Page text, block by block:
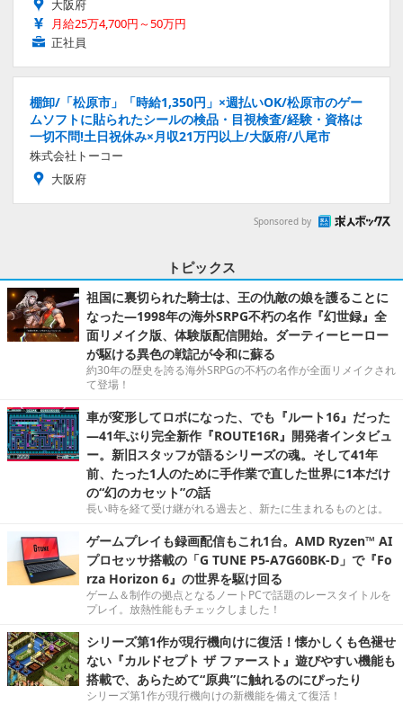
大阪府
月給25万4,700円～50万円
正社員
棚卸/「松原市」「時給1,350円」×週払いOK/松原市のゲー
ムソフトに貼られたシールの検品・目視検査/経験・資格は
一切不問!土日祝休み×月収21万円以上/大阪府/八尾市
株式会社トーコー
大阪府
Sponsored by
トピックス
祖国に裏切られた騎士は、王の仇敵の娘を護ることに
なった―1998年の海外SRPG不朽の名作『幻世録』全
面リメイク版、体験版配信開始。ダーティーヒーロー
が駆ける異色の戦記が令和に蘇る
約30年の歴史を誇る海外SRPGの不朽の名作が全面リメイクされ
て登場！
車が変形してロボになった、でも『ルート16』だった
―41年ぶり完全新作『ROUTE16R』開発者インタビュ
ー。新旧スタッフが語るシリーズの魂。そして41年
前、たった1人のために手作業で直した世界に1本だけ
の“幻のカセット”の話
長い時を経て受け継がれる過去と、新たに生まれるものとは。
ゲームプレイも録画配信もこれ1台。AMD Ryzen™ AI
プロセッサ搭載の「G TUNE P5-A7G60BK-D」で『Fo
rza Horizon 6』の世界を駆け回る
ゲーム＆制作の拠点となるノートPCで話題のレースタイトルを
プレイ。放熱性能もチェックしました！
シリーズ第1作が現行機向けに復活！懐かしくも色褪せ
ない『カルドセプト ザ ファースト』遊びやすい機能も
搭載で、あらためて“原典”に触れるのにぴったり
シリーズ第1作が現行機向けの新機能を備えて復活！